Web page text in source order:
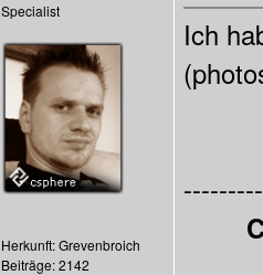
Specialist
Herkunft: Grevenbroich
Beiträge: 2142
Ich